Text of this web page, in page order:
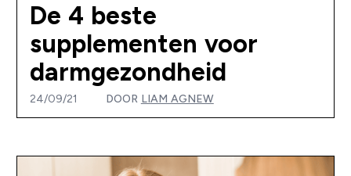
De 4 beste
supplementen voor
darmgezondheid
24/09/21 DOOR LIAM AGNEW